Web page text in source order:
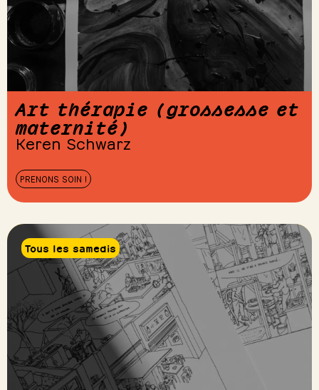
Art thérapie (grossesse et
maternité)
Keren Schwarz
PRENONS SOIN !
Tous les samedis